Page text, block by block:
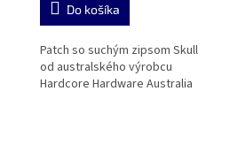
Do košíka
Patch so suchým zipsom Skull
od australského výrobcu
Hardcore Hardware Australia